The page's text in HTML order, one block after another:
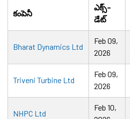
కంపెనీ
ఎక్స్-
డేట్
Bharat Dynamics Ltd
Feb 09,
2026
Triveni Turbine Ltd
Feb 09,
2026
NHPC Ltd
Feb 10,